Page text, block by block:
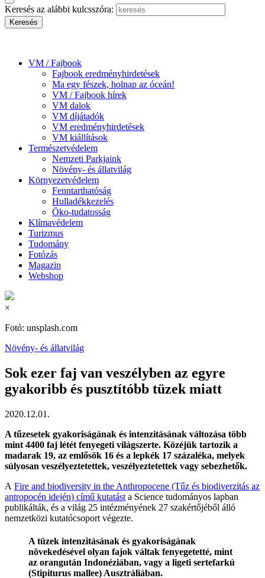
Keresés az alábbi kulcsszóra:
VM / Fajbook
Fajbook eredményhirdetések
Ma egy fészek, holnap az óceán!
VM / Fajbook hírek
VM dalok
VM díjátadók
VM eredményhirdetések
VM kiállítások
Természetvédelem
Nemzeti Parkjaink
Növény- és állatvilág
Környezetvédelem
Fenntarthatóság
Hulladékkezelés
Öko-tudatosság
Klímavédelem
Turizmus
Tudomány
Fotózás
Magazin
Webshop
×
Fotó: unsplash.com
Növény- és állatvilág
Sok ezer faj van veszélyben az egyre
gyakoribb és pusztítóbb tüzek miatt
2020.12.01.
A tűzesetek gyakoriságának és intenzitásának változása több
mint 4400 faj létét fenyegeti világszerte. Közéjük tartozik a
madarak 19, az emlősök 16 és a lepkék 17 százaléka, melyek
súlyosan veszélyeztetettek, veszélyeztetettek vagy sebezhetők.
A Fire and biodiversity in the Anthropocene (Tűz és biodiverzitás az
antropocén idején) című kutatást a Science tudományos lapban
publikálták, és a világ 25 intézményének 27 szakértőjéből álló
nemzetközi kutatócsoport végezte.
A tüzek intenzitásának és gyakoriságának
növekedésével olyan fajok váltak fenyegetetté, mint
az orangután Indonéziában, vagy a ligeti sertefarkú
(Stipiturus mallee) Ausztráliában.